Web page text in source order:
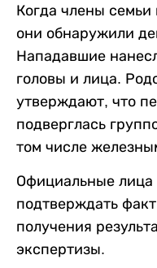
Когда члены
они обнаружили
Нападавшие
головы и лица.
утверждают, что
подверглась
том числе
Официальные лица
подтверждать
получения
экспертизы.